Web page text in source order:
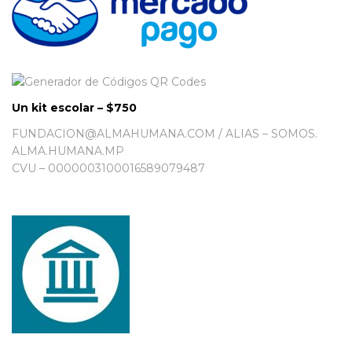
Un kit escolar – $750
FUNDACION@ALMAHUMANA.COM / ALIAS – SOMOS.
ALMA.HUMANA.MP
CVU – 0000003100016589079487